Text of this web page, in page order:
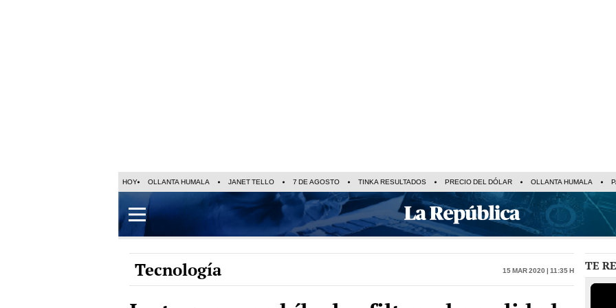
HOY OLLANTA HUMALA JANET TELLO 7 DE AGOSTO TINKA RESULTADOS PRECIO DEL DÓLAR OLLANTA HUMALA
Tecnología 15 Mar 2020 | 11:35 h TE